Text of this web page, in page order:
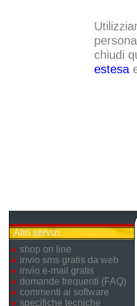
chiudi
estesa
Altri servizi
shop on line
invio sms gratis da web
invio e-mail gratis
domande frequenti (FAQ)
commenti ai software
specifiche tecniche